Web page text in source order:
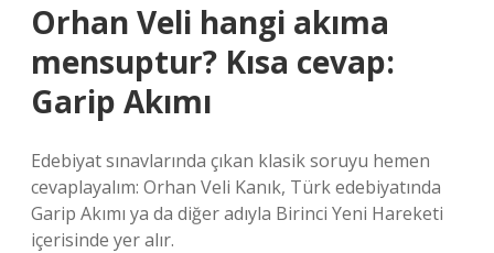
Orhan Veli hangi akıma
mensuptur? Kısa cevap:
Garip Akımı
Edebiyat sınavlarında çıkan klasik soruyu hemen
cevaplayalım: Orhan Veli Kanık, Türk edebiyatında
Garip Akımı ya da diğer adıyla Birinci Yeni Hareketi
içerisinde yer alır.